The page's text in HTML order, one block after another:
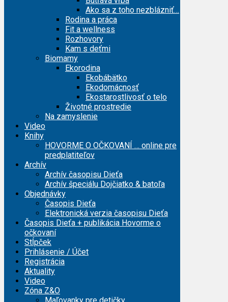
Ako sa z toho nezblázniť…
Rodina a práca
Fit a wellness
Rozhovory
Kam s deťmi
Biomamy
Ekorodina
Ekobábätko
Ekodomácnosť
Ekostarostlivosť o telo
Životné prostredie
Na zamyslenie
Video
Knihy
HOVORME O OČKOVANÍ … online pre
predplatiteľov
Archív
Archív časopisu Dieťa
Archív špeciálu Dojčiatko & batoľa
Objednávky
Časopis Dieťa
Elektronická verzia časopisu Dieťa
Časopis Dieťa + publikácia Hovorme o
očkovaní
Stĺpček
Prihlásenie / Účet
Registrácia
Aktuality
Video
Zóna Z&O